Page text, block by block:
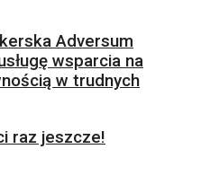
Adversum
wsparcia na
w trudnych
raz jeszcze!